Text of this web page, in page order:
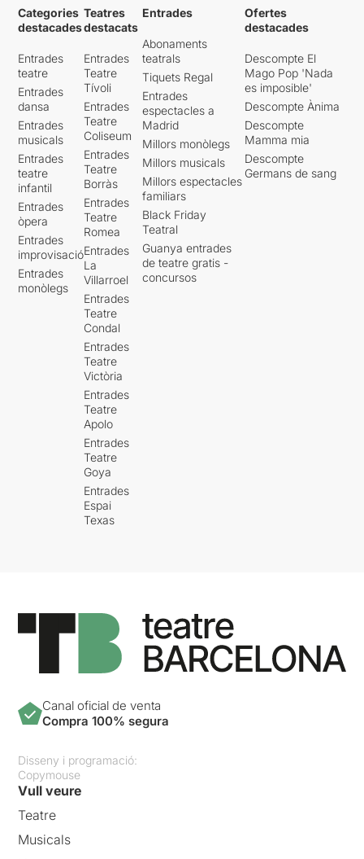
Categories
destacades
Entrades
teatre
Entrades
dansa
Entrades
musicals
Entrades
teatre
infantil
Entrades
òpera
Entrades
improvisació
Entrades
monòlegs
Teatres
destacats
Entrades
Teatre
Tívoli
Entrades
Teatre
Coliseum
Entrades
Teatre
Borràs
Entrades
Teatre
Romea
Entrades
La
Villarroel
Entrades
Teatre
Condal
Entrades
Teatre
Victòria
Entrades
Teatre
Apolo
Entrades
Teatre
Goya
Entrades
Espai
Texas
Entrades
Abonaments
teatrals
Tiquets Regal
Entrades
espectacles a
Madrid
Millors monòlegs
Millors musicals
Millors espectacles
familiars
Black Friday
Teatral
Guanya entrades
de teatre gratis -
concursos
Ofertes
destacades
Descompte El
Mago Pop 'Nada
es imposible'
Descompte Ànima
Descompte
Mamma mia
Descompte
Germans de sang
Canal oficial de venta
Compra 100% segura
Disseny i programació:
Copymouse
Vull veure
Teatre
Musicals